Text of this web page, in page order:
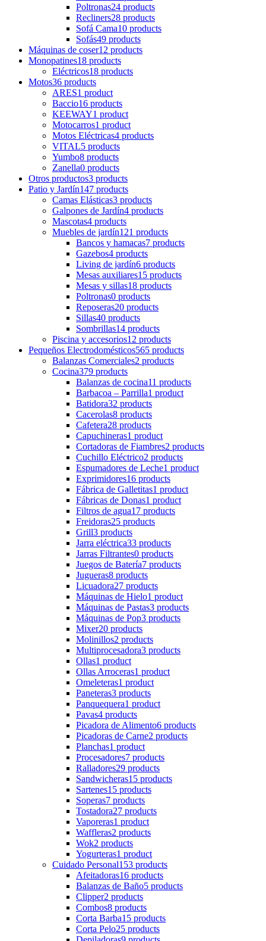
Poltronas24 products
Recliners28 products
Sofá Cama10 products
Sofás49 products
Máquinas de coser12 products
Monopatines18 products
Eléctricos18 products
Motos36 products
ARES1 product
Baccio16 products
KEEWAY1 product
Motocarros1 product
Motos Eléctricas4 products
VITAL5 products
Yumbo8 products
Zanella0 products
Otros productos3 products
Patio y Jardín147 products
Camas Elásticas3 products
Galpones de Jardín4 products
Mascotas4 products
Muebles de jardín121 products
Bancos y hamacas7 products
Gazebos4 products
Living de jardín6 products
Mesas auxiliares15 products
Mesas y sillas18 products
Poltronas0 products
Reposeras20 products
Sillas40 products
Sombrillas14 products
Piscina y accesorios12 products
Pequeños Electrodomésticos565 products
Balanzas Comerciales2 products
Cocina379 products
Balanzas de cocina11 products
Barbacoa – Parrilla1 product
Batidora32 products
Cacerolas8 products
Cafetera28 products
Capuchineras1 product
Cortadoras de Fiambres2 products
Cuchillo Eléctrico2 products
Espumadores de Leche1 product
Exprimidores16 products
Fábrica de Galletitas1 product
Fábricas de Donas1 product
Filtros de agua17 products
Freidoras25 products
Grill3 products
Jarra eléctrica33 products
Jarras Filtrantes0 products
Juegos de Batería7 products
Jugueras8 products
Licuadora27 products
Máquinas de Hielo1 product
Máquinas de Pastas3 products
Máquinas de Pop3 products
Mixer20 products
Molinillos2 products
Multiprocesadora3 products
Ollas1 product
Ollas Arroceras1 product
Omeleteras1 product
Paneteras3 products
Panquequera1 product
Pavas4 products
Picadora de Alimento6 products
Picadoras de Carne2 products
Planchas1 product
Procesadores7 products
Ralladores29 products
Sandwicheras15 products
Sartenes15 products
Soperas7 products
Tostadora27 products
Vaporeras1 product
Waffleras2 products
Wok2 products
Yogurteras1 product
Cuidado Personal153 products
Afeitadoras16 products
Balanzas de Baño5 products
Clipper2 products
Combos8 products
Corta Barba15 products
Corta Pelo25 products